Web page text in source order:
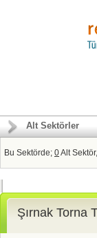
Alt Sektörler
Bu Sektörde; 0Alt Sektör,
Şırnak Torna